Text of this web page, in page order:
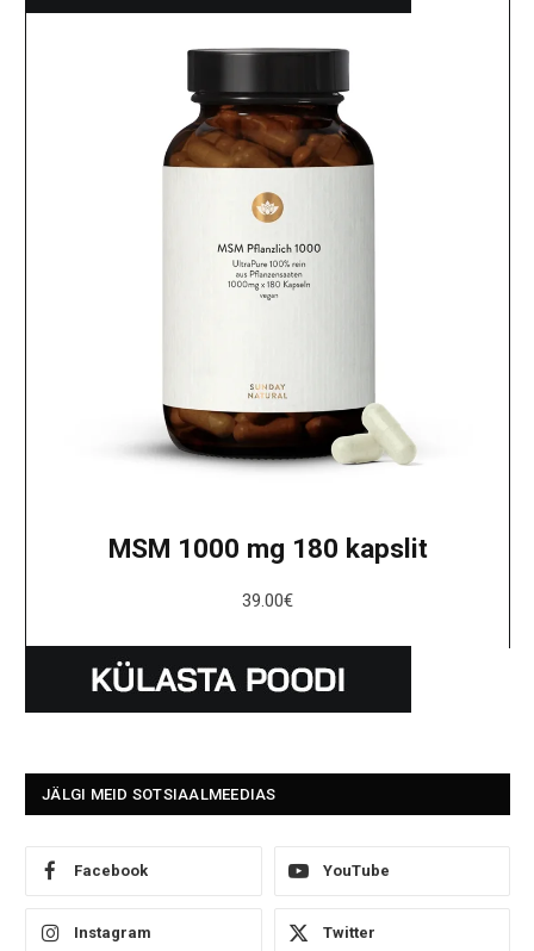
MSM 1000 mg 180 kapslit
39.00€
JÄLGI MEID SOTSIAALMEEDIAS
Facebook YouTube
Instagram Twitter